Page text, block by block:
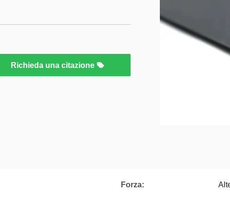
Richieda una citazione
Forza: